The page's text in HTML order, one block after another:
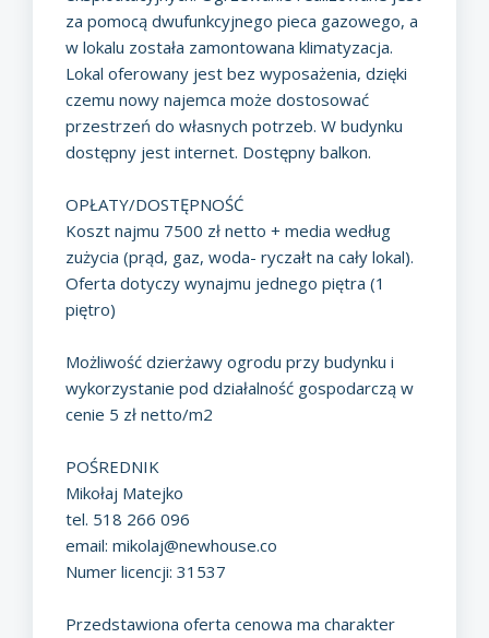
za pomocą dwufunkcyjnego pieca gazowego, a
w lokalu została zamontowana klimatyzacja.
Lokal oferowany jest bez wyposażenia, dzięki
czemu nowy najemca może dostosować
przestrzeń do własnych potrzeb. W budynku
dostępny jest internet. Dostępny balkon.
OPŁATY/DOSTĘPNOŚĆ
Koszt najmu 7500 zł netto + media według
zużycia (prąd, gaz, woda- ryczałt na cały lokal).
Oferta dotyczy wynajmu jednego piętra (1
piętro)
Możliwość dzierżawy ogrodu przy budynku i
wykorzystanie pod działalność gospodarczą w
cenie 5 zł netto/m2
POŚREDNIK
Mikołaj Matejko
tel. 518 266 096
email: mikolaj@newhouse.co
Numer licencji: 31537
Przedstawiona oferta cenowa ma charakter